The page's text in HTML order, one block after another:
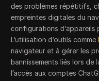
des problèmes répétitifs,
empreintes digitales du
configurations d’appareils
L’utilisation d’outils comme
navigateur et à gérer les
bannissements liés lors
l’accès aux comptes